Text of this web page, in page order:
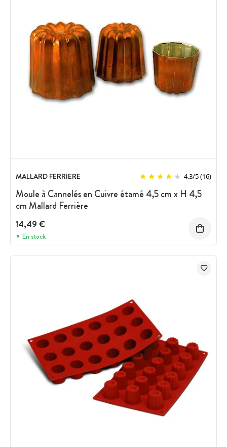
MALLARD FERRIERE 4.3/5(16)
Moule à Cannelés en Cuivre étamé 4,5 cm x H 4,5
cm Mallard Ferrière
14,49 €
En stock